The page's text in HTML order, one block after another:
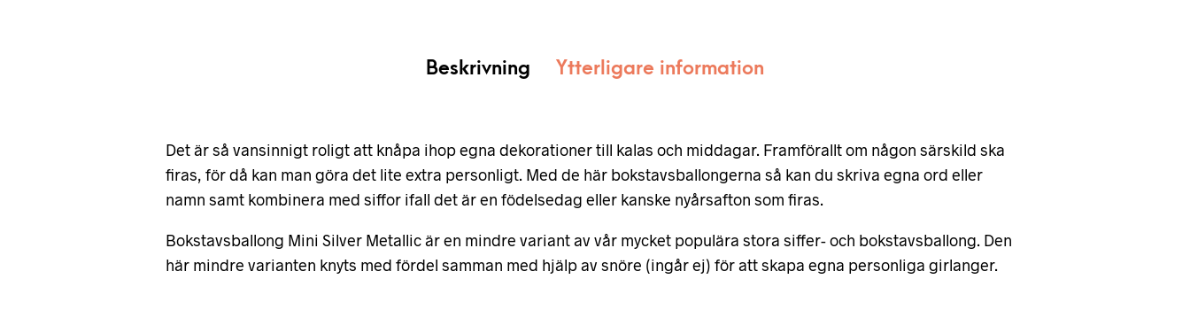
Beskrivning Ytterligare information
Det är så vansinnigt roligt att knåpa ihop egna dekorationer till kalas och middagar. Framförallt om någon särskild ska
firas, för då kan man göra det lite extra personligt. Med de här bokstavsballongerna så kan du skriva egna ord eller
namn samt kombinera med siffor ifall det är en födelsedag eller kanske nyårsafton som firas.
Bokstavsballong Mini Silver Metallic är en mindre variant av vår mycket populära stora siffer- och bokstavsballong. Den
här mindre varianten knyts med fördel samman med hjälp av snöre (ingår ej) för att skapa egna personliga girlanger.